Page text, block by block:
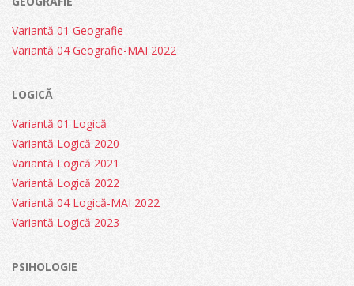
Variantă 01 Geografie
Variantă 04 Geografie-MAI 2022
LOGICĂ
Variantă 01 Logică
Variantă Logică 2020
Variantă Logică 2021
Variantă Logică 2022
Variantă 04 Logică-MAI 2022
Variantă Logică 2023
PSIHOLOGIE